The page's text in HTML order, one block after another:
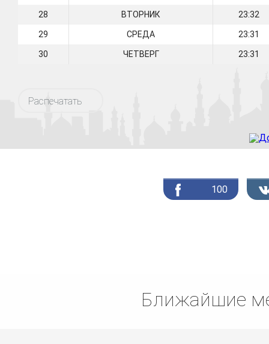
28 ВТОРНИК 23:32
29 СРЕДА 23:31
30 ЧЕТВЕРГ 23:31
Распечатать
100
Ближайшие